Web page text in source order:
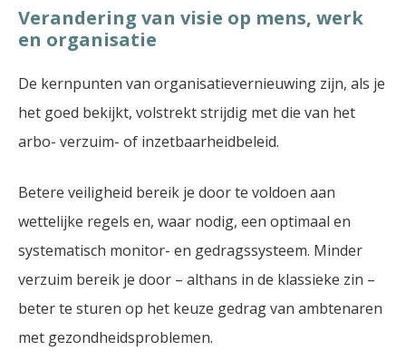
Verandering van visie op mens, werk
en organisatie
De kernpunten van organisatievernieuwing zijn, als je
het goed bekijkt, volstrekt strijdig met die van het
arbo- verzuim- of inzetbaarheidbeleid.
Betere veiligheid bereik je door te voldoen aan
wettelijke regels en, waar nodig, een optimaal en
systematisch monitor- en gedragssysteem. Minder
verzuim bereik je door – althans in de klassieke zin –
beter te sturen op het keuze gedrag van ambtenaren
met gezondheidsproblemen.